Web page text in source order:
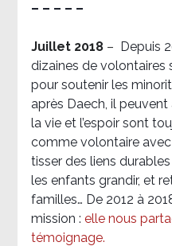
– – – – –
Juillet 2018 – Depuis
dizaines de volontaires
pour soutenir les
après Daech, il peuvent
la vie et l’espoir sont
comme volontaire avec
tisser des liens
les enfants grandir, et
familles… De 2012 à
mission : elle nous
témoignage.